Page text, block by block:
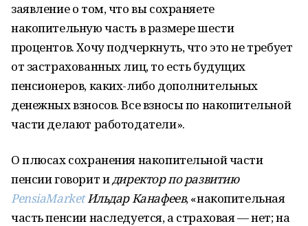
заявление о том, что вы сохраняете
накопительную часть в размере шести
процентов. Хочу подчеркнуть, что это не требует
от застрахованных лиц, то есть будущих
пенсионеров, каких-либо дополнительных
денежных взносов. Все взносы по накопительной
части делают работодатели».
О плюсах сохранения накопительной части
пенсии говорит идиректор по развитию
PensiaMarketИльдар Канафеев, «накопительная
часть пенсии наследуется, а страховая — нет; на